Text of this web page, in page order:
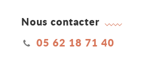
Nous contacter
05 62 18 71 40